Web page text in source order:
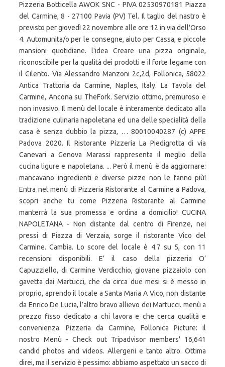
Pizzeria Botticella AWOK SNC - PIVA 02530970181 Piazza
del Carmine, 8 - 27100 Pavia (PV) Tel. Il taglio del nastro è
previsto per giovedì 22 novembre alle ore 12 in via dell'Orso
4. Automunita/o per le consegne, aiuto per Cassa, e piccole
mansioni quotidiane. l'idea Creare una pizza originale,
riconoscibile per la qualità dei prodotti e il forte legame con
il Cilento. Via Alessandro Manzoni 2c,2d, Follonica, 58022
Antica Trattoria da Carmine, Naples, Italy. La Tavola del
Carmine, Ancona su TheFork. Servizio ottimo, premuroso e
non invasivo. Il menù del locale è interamente dedicato alla
tradizione culinaria napoletana ed una delle specialità della
casa è senza dubbio la pizza, … 80010040287 (c) APPE
Padova 2020. Il Ristorante Pizzeria La Piedigrotta di via
Canevari a Genova Marassi rappresenta il meglio della
cucina ligure e napoletana. ... Però il menù è da aggiornare:
mancavano ingredienti e diverse pizze non le fanno più!
Entra nel menù di Pizzeria Ristorante al Carmine a Padova,
scopri anche tu come Pizzeria Ristorante al Carmine
manterrà la sua promessa e ordina a domicilio! CUCINA
NAPOLETANA - Non distante dal centro di Firenze, nei
pressi di Piazza di Verzaia, sorge il ristorante Vico del
Carmine. Cambia. Lo score del locale è 4.7 su 5, con 11
recensioni disponibili. E’ il caso della pizzeria O’
Capuzziello, di Carmine Verdicchio, giovane pizzaiolo con
gavetta dai Martucci, che da circa due mesi si è messo in
proprio, aprendo il locale a Santa Maria A Vico, non distante
da Enrico De Lucia, l’altro bravo allievo dei Martucci. menù a
prezzo fisso dedicato a chi lavora e che cerca qualità e
convenienza. Pizzeria da Carmine, Follonica Picture: il
nostro Menù - Check out Tripadvisor members' 16,641
candid photos and videos. Allergeni e tanto altro. Ottima
direi, ma il servizio è pessimo: abbiamo aspettato un sacco di